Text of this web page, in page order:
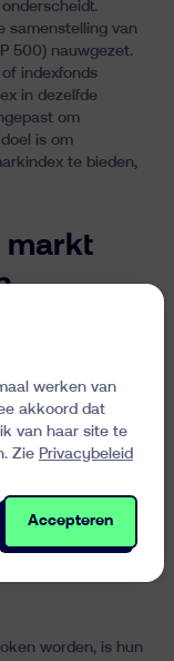
samenstelling van
500) nauwgezet.
indexfonds
in dezelfde
om
is om
te bieden,
markt
mandje met
en aangepast
van het team,
de
brengt hogere
fondsen. Naast
aan.
worden, is hun
werken van
akkoord dat
van haar site te
Zie Privacybeleid
Accepteren